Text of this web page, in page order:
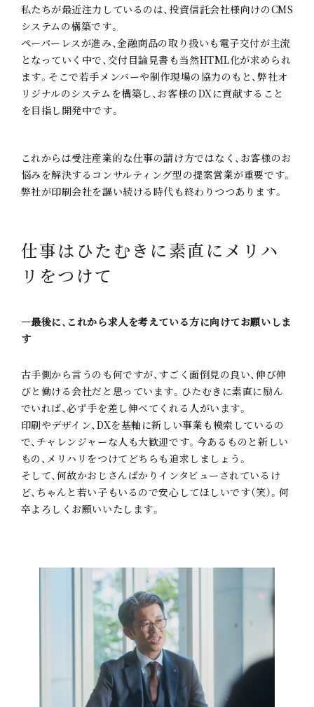
私たちが最近注力しているのは、投資信託会社様向けのCMS
システムの構築です。
ペーパーレスが進み、金融商品の取り扱いも電子交付が主流
となっていく中で、交付目論見書も当然HTML化が求められ
ます。そこで若手メンバーや制作現場の協力のもと、弊社オ
リジナルのシステムを構築し、お客様のDXに貢献すること
を目指し開発中です。
これからは受注産業的な仕事の請け方ではなく、お客様のお
悩みを解決するコンサルティング型の提案営業が重要です。
弊社が印刷会社を謳い続ける時代も終わりつつあります。
仕事はひたむきに素直にメリハ
リをつけて
―最後に、これから求人を考えている方に向けてお願いしま
す
古手側から言うのも何ですが、すごく面倒見の良い、伸び伸
びと働ける会社だと思っています。ひたむきに素直に励ん
でいれば、必ず手を差し伸べてくれる人がいます。
印刷やデザイン、DXを基軸に新しい事業も模索しているの
で、チャレンジャーな人も大歓迎です。今あるものと新しい
もの、メリハリをつけてどちらも追求しましょう。
そして、何故かおじさんばかりインタビューされているけ
ど、ちゃんと若い子もいるので安心してほしいです（笑）。何
卒よろしくお願いいたします。